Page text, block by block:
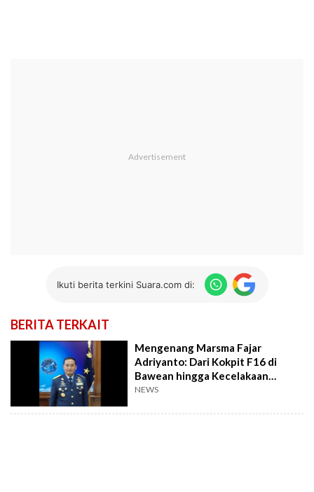
Ikuti berita terkini Suara.com di:
BERITA TERKAIT
Mengenang Marsma Fajar
Adriyanto: Dari Kokpit F16 di
Bawean hingga Kecelakaan
Pesawat Latih di Bogor
NEWS